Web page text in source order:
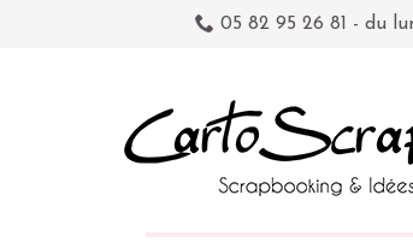
05 82 95 26 81 - du